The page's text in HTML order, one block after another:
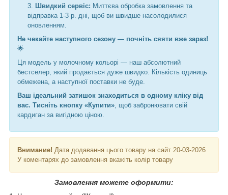
Швидкий сервіс: Миттєва обробка замовлення та
відправка 1-3 р. дні, щоб ви швидше насолодилися
оновленням.
Не чекайте наступного сезону — почніть сяяти вже зараз!
🌟
Ця модель у молочному кольорі — наш абсолютний
бестселер, який продається дуже швидко. Кількість одиниць
обмежена, а наступної поставки не буде.
Ваш ідеальний затишок знаходиться в одному кліку від
вас. Тисніть кнопку «Купити», щоб забронювати свій
кардиган за вигідною ціною.
Внимание! Дата додавання цього товару на сайт 20-03-2026
У коментарях до замовлення вкажіть колір товару
Замовлення можете оформити: